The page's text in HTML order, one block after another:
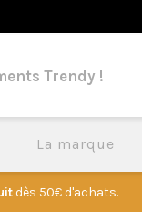
Trendy !
La marque
dès 50€ d'achats.